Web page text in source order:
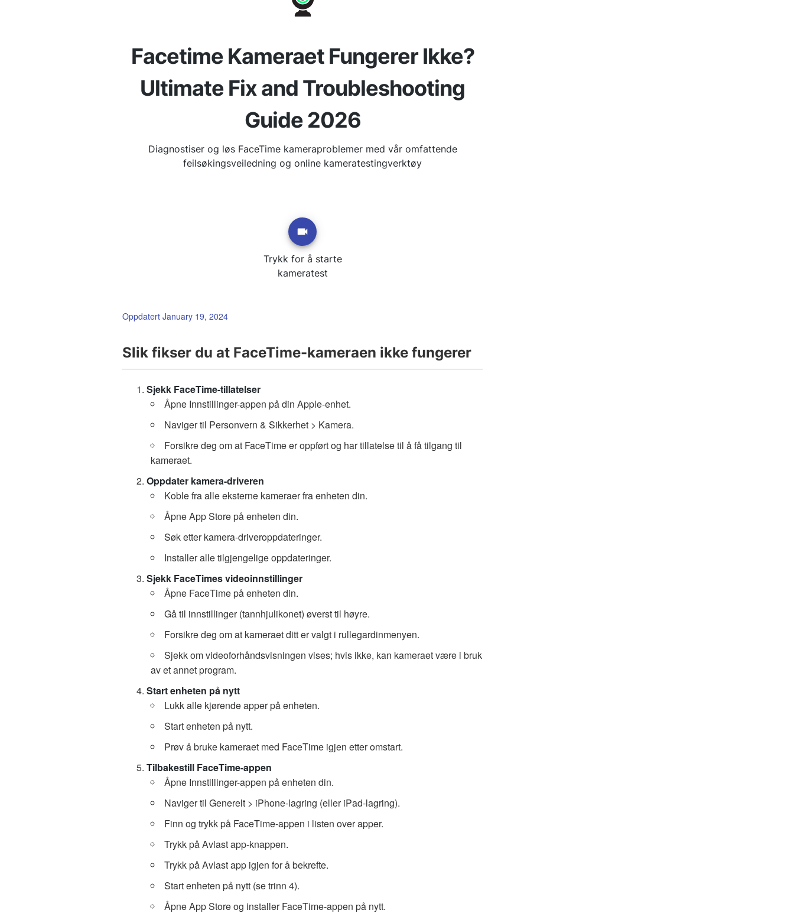
Facetime Kameraet Fungerer Ikke?
Ultimate Fix and Troubleshooting
Guide 2026
Diagnostiser og løs FaceTime kameraproblemer med vår omfattende
feilsøkingsveiledning og online kameratestingverktøy
Trykk for å starte
kameratest
Oppdatert January 19, 2024
Slik fikser du at FaceTime-kameraen ikke fungerer
Sjekk FaceTime-tillatelser
Åpne Innstillinger-appen på din Apple-enhet.
Naviger til Personvern & Sikkerhet > Kamera.
Forsikre deg om at FaceTime er oppført og har tillatelse til å få tilgang til
kameraet.
Oppdater kamera-driveren
Koble fra alle eksterne kameraer fra enheten din.
Åpne App Store på enheten din.
Søk etter kamera-driveroppdateringer.
Installer alle tilgjengelige oppdateringer.
Sjekk FaceTimes videoinnstillinger
Åpne FaceTime på enheten din.
Gå til innstillinger (tannhjulikonet) øverst til høyre.
Forsikre deg om at kameraet ditt er valgt i rullegardinmenyen.
Sjekk om videoforhåndsvisningen vises; hvis ikke, kan kameraet være i bruk
av et annet program.
Start enheten på nytt
Lukk alle kjørende apper på enheten.
Start enheten på nytt.
Prøv å bruke kameraet med FaceTime igjen etter omstart.
Tilbakestill FaceTime-appen
Åpne Innstillinger-appen på enheten din.
Naviger til Generelt > iPhone-lagring (eller iPad-lagring).
Finn og trykk på FaceTime-appen i listen over apper.
Trykk på Avlast app-knappen.
Trykk på Avlast app igjen for å bekrefte.
Start enheten på nytt (se trinn 4).
Åpne App Store og installer FaceTime-appen på nytt.